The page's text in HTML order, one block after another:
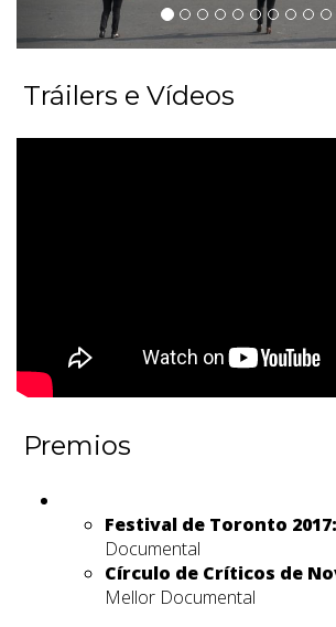
Tráilers e Vídeos
Premios
Festival de Toronto 2017:
Documental
Círculo de Críticos de
Mellor Documental